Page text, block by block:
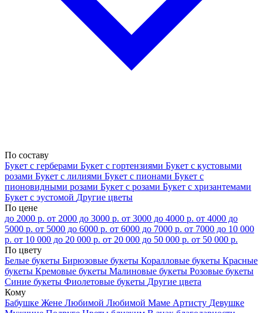
По составу
Букет с герберами Букет с гортензиями Букет с кустовыми
розами Букет с лилиями Букет с пионами Букет с
пионовидными розами Букет с розами Букет с хризантемами
Букет с эустомой Другие цветы
По цене
до 2000 р. от 2000 до 3000 р. от 3000 до 4000 р. от 4000 до
5000 р. от 5000 до 6000 р. от 6000 до 7000 р. от 7000 до 10 000
р. от 10 000 до 20 000 р. от 20 000 до 50 000 р. от 50 000 р.
По цвету
Белые букеты Бирюзовые букеты Коралловые букеты Красные
букеты Кремовые букеты Малиновые букеты Розовые букеты
Синие букеты Фиолетовые букеты Другие цвета
Кому
Бабушке Жене Любимой Любимой Маме Артисту Девушке